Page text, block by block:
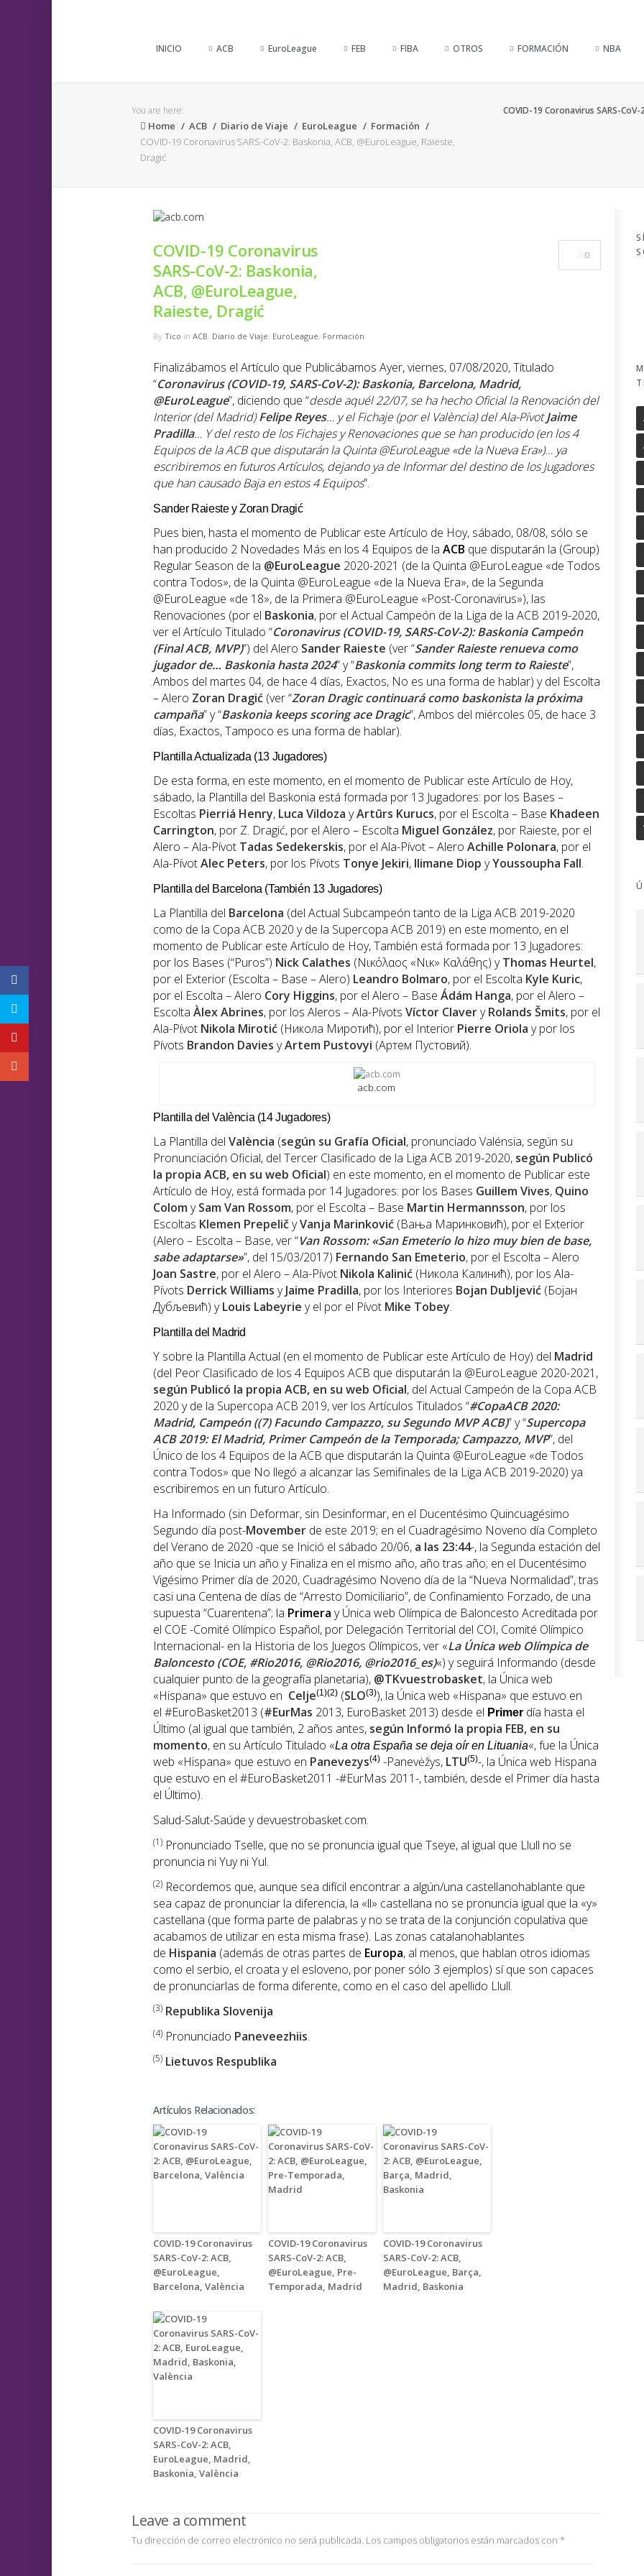
INICIO ACB EuroLeague FEB FIBA OTROS FORMACIÓN NBA
You are here:
Home ACB Diario de Viaje EuroLeague
Formación
COVID-19 Coronavirus SARS-CoV-2: Baskonia, ACB, @EuroLeague, Raieste,
Dragić
COVID-19 Coronavirus SARS-
COVID-19 Coronavirus
SARS-CoV-2: Baskonia,
ACB, @EuroLeague,
Raieste, Dragić
By Tico in ACB, Diario de Viaje, EuroLeague, Formación
0
Finalizábamos el Artículo que Publicábamos Ayer, viernes, 07/08/2020, Titulado
“Coronavirus (COVID-19, SARS-CoV-2): Baskonia, Barcelona, Madrid,
@EuroLeague”, diciendo que “desde aquél 22/07, se ha hecho Oficial la Renovación del
Interior (delMadrid)Felipe Reyes… y el Fichaje (por el València) del Ala-PívotJaime
Pradilla… Y del resto de los Fichajes y Renovaciones que se han producido (en los 4
Equipos de la ACB que disputarán la Quinta@EuroLeague«de la Nueva Era»)… ya
escribiremos en futuros Artículos, dejando ya de Informar del destino de los Jugadores
que han causado Baja en estos 4 Equipos”.
Sander Raieste y Zoran Dragić
Pues bien, hasta el momento de Publicar este Artículo de Hoy, sábado, 08/08, sólo se
han producido 2 Novedades Más en los 4 Equipos de la ACB que disputarán la (Group)
Regular Season de la @EuroLeague 2020-2021 (de la Quinta @EuroLeague «de Todos
contra Todos», de la Quinta @EuroLeague «de la Nueva Era», de la Segunda
@EuroLeague «de 18», de la Primera @EuroLeague «Post-Coronavirus»), las
Renovaciones (por el Baskonia, por el Actual Campeón de la Liga de la ACB 2019-2020,
ver el Artículo Titulado “Coronavirus (COVID-19, SARS-CoV-2): Baskonia Campeón
(Final ACB, MVP)”) del Alero Sander Raieste (ver “Sander Raieste renueva como
jugador de… Baskonia hasta 2024” y “Baskonia commits long term to Raieste”,
Ambos del martes 04, de hace 4 días, Exactos, No es una forma de hablar) y del Escolta
– Alero Zoran Dragić (ver “Zoran Dragic continuará como baskonista la próxima
campaña” y “Baskonia keeps scoring ace Dragic”, Ambos del miércoles 05, de hace 3
días, Exactos, Tampoco es una forma de hablar).
Plantilla Actualizada (13 Jugadores)
De esta forma, en este momento, en el momento de Publicar este Artículo de Hoy,
sábado, la Plantilla del Baskonia está formada por 13 Jugadores: por los Bases –
Escoltas Pierriá Henry, Luca Vildoza yArtūrs Kurucs, por el Escolta – Base Khadeen
Carrington, por Z. Dragić, por el Alero – Escolta Miguel González, por Raieste, por el
Alero – Ala-Pívot Tadas Sedekerskis, por el Ala-Pívot – Alero Achille Polonara, por el
Ala-PívotAlec Peters, por los Pívots Tonye Jekiri, Ilimane Diop yYoussoupha Fall.
Plantilla del Barcelona (También 13 Jugadores)
La Plantilla del Barcelona (del Actual Subcampeón tanto de la Liga ACB 2019-2020
como de la Copa ACB 2020 y de la Supercopa ACB 2019) en este momento, en el
momento de Publicar este Artículo de Hoy, También está formada por 13 Jugadores:
por los Bases (“Puros”) Nick Calathes (Νικόλαος «Νικ» Καλάθης) yThomas Heurtel,
por el Exterior (Escolta – Base – Alero) Leandro Bolmaro, por el Escolta Kyle Kuric,
por el Escolta – Alero Cory Higgins, por el Alero – Base Ádám Hanga, por el Alero –
Escolta Àlex Abrines, por los Aleros – Ala-Pívots Víctor ClaveryRolands Šmits, por el
Ala-Pívot Nikola Mirotić (Никола Миротић), por el Interior Pierre Oriola y por los
Pívots Brandon Davies yArtem Pustovyi (Артем Пустовий).
acb.com
Plantilla del València (14 Jugadores)
La Plantilla del València (según su Grafía Oficial, pronunciado Valénsia, según su
Pronunciación Oficial, del Tercer Clasificado de la Liga ACB 2019-2020, según Publicó
la propia ACB, en su web Oficial) en este momento, en el momento de Publicar este
Artículo de Hoy, está formada por 14 Jugadores: por los Bases Guillem Vives, Quino
Colom ySam Van Rossom, por el Escolta – Base Martin Hermannsson, por los
Escoltas Klemen PrepeličyVanja Marinković (Вања Маринковић), por el Exterior
(Alero – Escolta – Base, ver “Van Rossom: «San Emeterio lo hizo muy bien de base,
sabe adaptarse»”, del 15/03/2017) Fernando San Emeterio, por el Escolta – Alero
Joan Sastre, por el Alero – Ala-Pívot Nikola Kalinić (Никола Калинић), por los Ala-
Pívots Derrick Williams yJaime Pradilla, por los Interiores Bojan Dubljević (Бојан
Дубљевић) yLouis Labeyrie y el por el Pívot Mike Tobey.
Plantilla del Madrid
Y sobre la Plantilla Actual (en el momento de Publicar este Artículo de Hoy) del Madrid
(del Peor Clasificado de los 4 Equipos ACB que disputarán la @EuroLeague 2020-2021,
según Publicó la propia ACB, en su web Oficial, del Actual Campeón de la Copa ACB
2020 y de la Supercopa ACB 2019, ver los Artículos Titulados “#CopaACB 2020:
Madrid, Campeón ((7) Facundo Campazzo, su Segundo MVP ACB)” y “Supercopa
ACB 2019: El Madrid, Primer Campeón de la Temporada; Campazzo, MVP”, del
Único de los 4 Equipos de la ACB que disputarán la Quinta @EuroLeague «de Todos
contra Todos» que No llegó a alcanzar las Semifinales de la Liga ACB 2019-2020) ya
escribiremos en un futuro Artículo.
Ha Informado (sin Deformar, sin Desinformar, en el Ducentésimo Quincuagésimo
Segundo día post-Movember de este 2019; en el Cuadragésimo Noveno día Completo
del Verano de 2020 -que se Inició el sábado 20/06, a las 23:44-, la Segunda estación del
año que se Inicia un año y Finaliza en el mismo año, año tras año; en el Ducentésimo
Vigésimo Primer día de 2020, Cuadragésimo Noveno día de la “Nueva Normalidad”, tras
casi una Centena de días de “Arresto Domiciliario”, de Confinamiento Forzado, de una
supuesta “Cuarentena”; la Primera y Única web Olímpica de Baloncesto Acreditada por
el COE -Comité Olímpico Español, por Delegación Territorial del COI, Comité Olímpico
Internacional- en la Historia de los Juegos Olímpicos, ver «La Única web Olímpica de
Baloncesto (COE, #Rio2016, @Rio2016, @rio2016_es)«) y seguirá Informando (desde
cualquier punto de la geografía planetaria), @TKvuestrobasket, la Única web
«Hispana» que estuvo en Celje(1)(2) (SLO(3)), la Única web «Hispana» que estuvo en
el #EuroBasket2013 (#EurMas 2013, EuroBasket 2013) desde el Primer día hasta el
Último (al igual que también, 2 años antes, según Informó la propia FEB, en su
momento, en su Artículo Titulado «La otra España se deja oír en Lituania«, fue la Única
web «Hispana» que estuvo en Panevezys(4) -Panevėžys, LTU(5)-, la Única web Hispana
que estuvo en el #EuroBasket2011 -#EurMas 2011-, también, desde el Primer día hasta
el Último).
Salud-Salut-Saúde y devuestrobasket.com.
(1) Pronunciado Tselle, que no se pronuncia igual que Tseye, al igual que Llull no se
pronuncia ni Yuy ni Yul.
(2) Recordemos que, aunque sea difícil encontrar a algún/una castellanohablante que
sea capaz de pronunciar la diferencia, la «ll» castellana no se pronuncia igual que la «y»
castellana (que forma parte de palabras y no se trata de la conjunción copulativa que
acabamos de utilizar en esta misma frase). Las zonas catalanohablantes
de Hispania (además de otras partes de Europa, al menos, que hablan otros idiomas
como el serbio, el croata y el esloveno, por poner sólo 3 ejemplos) sí que son capaces
de pronunciarlas de forma diferente, como en el caso del apellido Llull.
(3) Republika Slovenija
(4) Pronunciado Paneveezhiis.
(5) Lietuvos Respublika
Artículos Relacionados:
COVID-19 Coronavirus
SARS-CoV-2: ACB,
@EuroLeague,
Barcelona, València
COVID-19 Coronavirus
SARS-CoV-2: ACB,
@EuroLeague, Pre-
Temporada, Madrid
COVID-19 Coronavirus
SARS-CoV-2: ACB,
@EuroLeague, Barça,
Madrid, Baskonia
COVID-19 Coronavirus
SARS-CoV-2: ACB,
EuroLeague, Madrid,
Baskonia, València
Leave a comment
Tu dirección de correo electrónico no será publicada. Los campos obligatorios están marcados con *